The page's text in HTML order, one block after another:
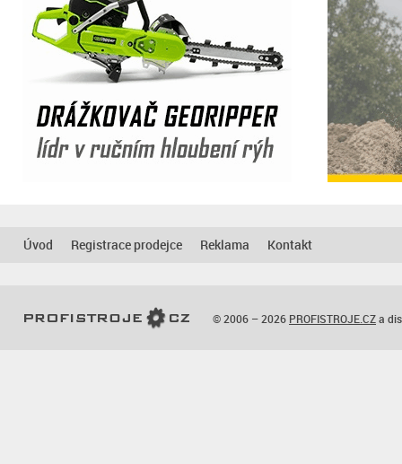
Úvod Registrace prodejce Reklama Kontakt
© 2006 – 2026 PROFISTROJE.CZa